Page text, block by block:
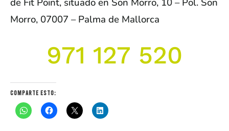
Morro, 07007 –Palma de Mallorca
971 127 520
Comparte esto: